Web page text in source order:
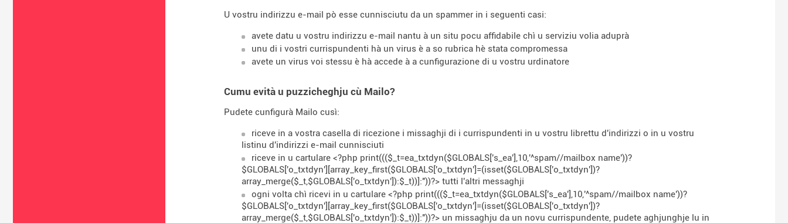
U vostru indirizzu e-mail pò esse cunnisciutu da un spammer in i seguenti casi:
avete datu u vostru indirizzu e-mail nantu à un situ pocu affidabile chì u serviziu volia aduprà
unu di i vostri currispundenti hà un virus è a so rubrica hè stata compromessa
avete un virus voi stessu è hà accede à a cunfigurazione di u vostru urdinatore
Cumu evità u puzzicheghju cù Mailo?
Pudete cunfigurà Mailo cusì:
riceve in a vostra casella di ricezione i missaghji di i currispundenti in u vostru librettu d'indirizzi o in u vostru
listinu d'indirizzi e-mail cunnisciuti
riceve in u cartulare <?php print((($_t=ea_txtdyn($GLOBALS['s_ea'],10,'^spam//mailbox name'))?
$GLOBALS['o_txtdyn'][array_key_first($GLOBALS['o_txtdyn']=(isset($GLOBALS['o_txtdyn'])?
array_merge($_t,$GLOBALS['o_txtdyn']):$_t))]:''))?> tutti l'altri messaghji
ogni volta chì ricevi in ​​u cartulare <?php print((($_t=ea_txtdyn($GLOBALS['s_ea'],10,'^spam//mailbox name'))?
$GLOBALS['o_txtdyn'][array_key_first($GLOBALS['o_txtdyn']=(isset($GLOBALS['o_txtdyn'])?
array_merge($_t,$GLOBALS['o_txtdyn']):$_t))]:''))?> un missaghju da un novu currispundente, pudete aghjunghje lu in